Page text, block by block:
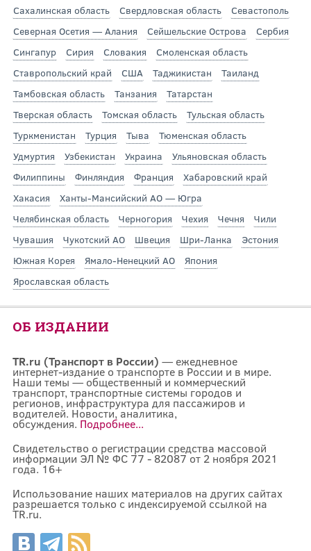
Сахалинская область
Свердловская область
Севастополь
Северная Осетия — Алания
Сейшельские Острова
Сербия
Сингапур
Сирия Словакия
Смоленская область
Ставропольский край
США Таджикистан
Таиланд
Тамбовская область
Танзания
Татарстан
Тверская область
Томская область
Тульская область
Туркменистан
Турция Тыва
Тюменская область
Удмуртия
Узбекистан Украина
Ульяновская область
Филиппины
Финляндия Франция
Хабаровский край
Хакасия
Ханты-Мансийский АО — Югра
Челябинская область
Черногория Чехия Чечня
Чили
Чувашия
Чукотский АО Швеция Шри-Ланка
Эстония
Южная Корея
Ямало-Ненецкий АО
Япония
Ярославская область
ОБ ИЗДАНИИ
TR.ru (Транспорт в России) — ежедневное
интернет-издание о транспорте в России и в мире.
Наши темы — общественный и коммерческий
транспорт, транспортные системы городов и
регионов, инфраструктура для пассажиров и
водителей. Новости, аналитика,
обсуждения. Подробнее...
Свидетельство о регистрации средства массовой
информации ЭЛ № ФС 77 - 82087 от 2 ноября 2021
года. 16+
Использование наших материалов на других сайтах
разрешается только с индексируемой ссылкой на
TR.ru.